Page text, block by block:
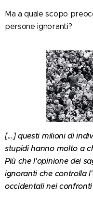
Ma a quale scopo
persone ignoranti?
[...] questi milioni di
stupidi hanno molto a
Più che l'opinione dei
ignoranti che controlla
occidentali nei